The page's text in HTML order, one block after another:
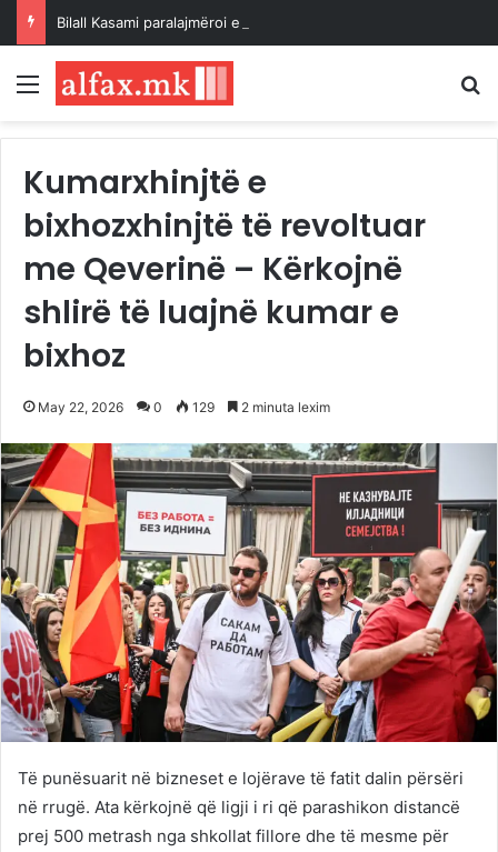
Menu
Kumarxhinjtë e
bixhozxhinjtë të revoltuar
me Qeverinë – Kërkojnë
shlirë të luajnë kumar e
bixhoz
May 22, 2026 0 129 2 minuta lexim
Të punësuarit në bizneset e lojërave të fatit dalin përsëri
në rrugë. Ata kërkojnë që ligji i ri që parashikon distancë
prej 500 metrash nga shkollat fillore dhe të mesme për